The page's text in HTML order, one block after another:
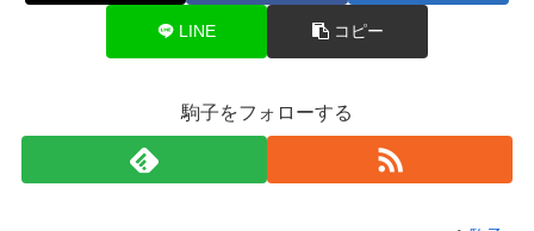
LINE コピー
駒子をフォローする